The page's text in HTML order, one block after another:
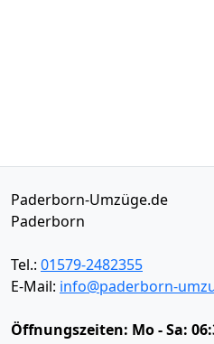
Paderborn-Umzüge.de
Paderborn
Tel.: 01579-2482355
E-Mail: info@paderborn-
Öffnungszeiten: Mo - Sa: